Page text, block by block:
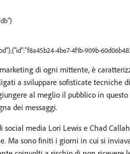
4be7-4f1b-909b-
di ogni mittente, è
a sviluppare sofisticate tecniche
al meglio il pubblico in
dei messaggi.
media Lori Lewis e Chad
Ma sono finiti i giorni in cui si